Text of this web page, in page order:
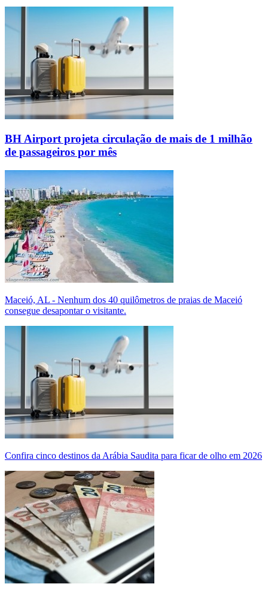
BH Airport projeta circulação de mais de 1 milhão
de passageiros por mês
Maceió, AL - Nenhum dos 40 quilômetros de praias de Maceió
consegue desapontar o visitante.
Confira cinco destinos da Arábia Saudita para ficar de olho em 2026